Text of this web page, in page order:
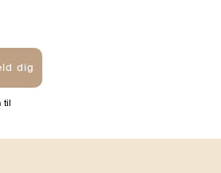
dig
til